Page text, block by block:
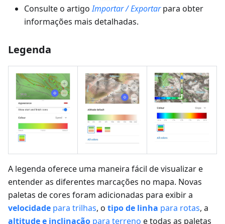
Consulte o artigoImportar / Exportarpara obter
informações mais detalhadas.
Legenda
A legenda oferece uma maneira fácil de visualizar e
entender as diferentes marcações no mapa. Novas
paletas de cores foram adicionadas para exibir a
velocidade para trilhas, o tipo de linha para rotas, a
altitude e inclinação para terreno e todas as paletas